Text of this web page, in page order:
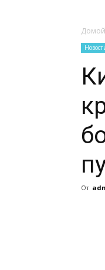
Домой
От